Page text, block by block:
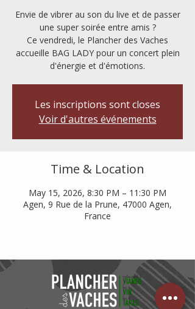
Envie de vibrer au son du live et de passer
une super soirée entre amis ?
Ce vendredi, le Plancher des Vaches
accueille BAG LADY pour un concert plein
d'énergie et d'émotions.
Les inscriptions sont closes
Voir d'autres événements
Time & Location
May 15, 2026, 8:30 PM – 11:30 PM
Agen, 9 Rue de la Prune, 47000 Agen,
France